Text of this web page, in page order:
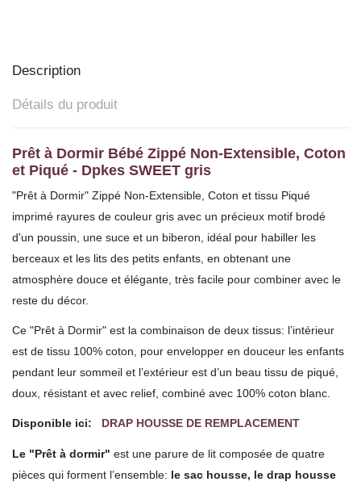
Description
Détails du produit
Prêt à Dormir Bébé Zippé Non-Extensible, Coton
et Piqué - Dpkes SWEET gris
"Prêt à Dormir" Zippé Non-Extensible, Coton et tissu Piqué
imprimé rayures de couleur gris avec un précieux motif brodé
d'un poussin, une suce et un biberon, idéal pour habiller les
berceaux et les lits des petits enfants, en obtenant une
atmosphère douce et élégante, très facile pour combiner avec le
reste du décor.
Ce "Prêt à Dormir" est la combinaison de deux tissus: l’intérieur
est de tissu 100% coton, pour envelopper en douceur les enfants
pendant leur sommeil et l’extérieur est d’un beau tissu de piqué,
doux, résistant et avec relief, combiné avec 100% coton blanc.
Disponible ici: DRAP HOUSSE DE REMPLACEMENT
Le "Prêt à dormir" est une parure de lit composée de quatre
pièces qui forment l’ensemble: le sac housse, le drap housse